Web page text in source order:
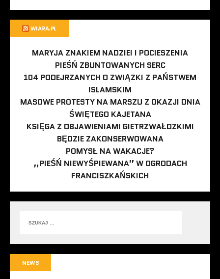
WIARA.PL
MARYJA ZNAKIEM NADZIEI I POCIESZENIA
PIEŚŃ ZBUNTOWANYCH SERC
104 PODEJRZANYCH O ZWIĄZKI Z PAŃSTWEM
ISLAMSKIM
MASOWE PROTESTY NA MARSZU Z OKAZJI DNIA
ŚWIĘTEGO KAJETANA
KSIĘGA Z OBJAWIENIAMI GIETRZWAŁDZKIMI
BĘDZIE ZAKONSERWOWANA
POMYSŁ NA WAKACJE?
„PIEŚŃ NIEWYŚPIEWANA” W OGRODACH
FRANCISZKAŃSKICH
NEWS